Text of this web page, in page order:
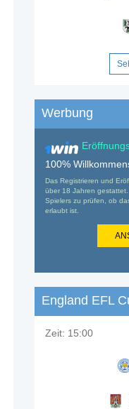
Werbung
100%
Das Registrieren und
über 18 Jahren
Spielers zu prüfen, ob
erlaubt ist.
England EFL
Zeit: 15:00